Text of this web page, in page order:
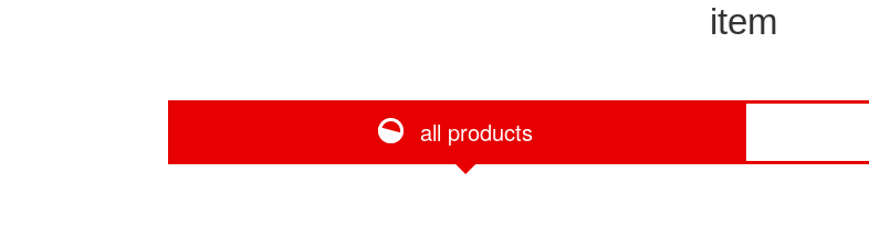
item
all products